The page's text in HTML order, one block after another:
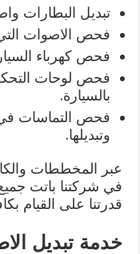
تبديل البطارات
فحص الاصوات
فحص كهرباء
فحص لوحات
بالسيارة.
فحص التماسات في
وتبديلها.
عبر المخططات
في شركتنا باتت
قدرتنا على القيام
خدمة تبديل